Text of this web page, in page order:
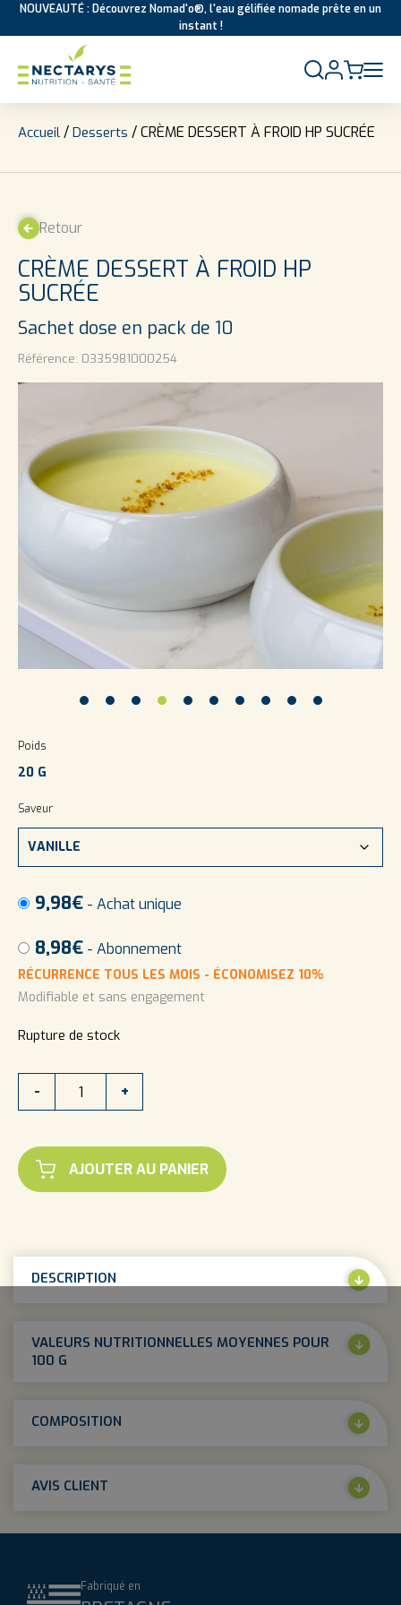
Aller au contenu
NOUVEAUTÉ : Découvrez Nomad'o®, l'eau gélifiée nomade prête en un
instant !
Accueil / Desserts / CRÈME DESSERT À FROID HP SUCRÉE
Retour
CRÈME DESSERT À FROID HP
SUCRÉE
Sachet dose en pack de 10
Référence: 0335981000254
Poids
20 G
Saveur
9,98€ - Achat unique
8,98€ - Abonnement
RÉCURRENCE TOUS LES MOIS - ÉCONOMISEZ 10%
Modifiable et sans engagement
Rupture de stock
-
quantité
CRÈME
FROID
HP
SUCRÉE
+
AJOUTER AU PANIER
DESCRIPTION
VALEURS NUTRITIONNELLES MOYENNES POUR
100 G
COMPOSITION
AVIS CLIENT
Fabriqué en